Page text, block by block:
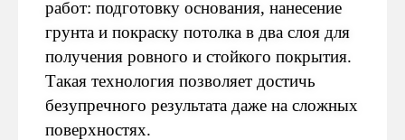
работ: подготовку основания, нанесение
грунта и покраску потолка в два слоя для
получения ровного и стойкого покрытия.
Такая технология позволяет достичь
безупречного результата даже на сложных
поверхностях.
01
ВЫ ОСТАВЛЯЕТЕ ЗАЯВКУ
Связываемся с вами
и уточняем детали